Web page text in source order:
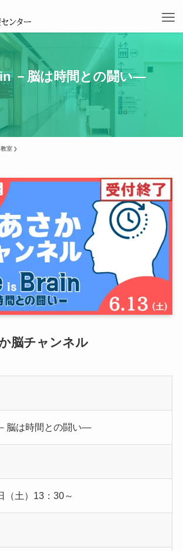
－脳は時間との闘い―
室
脳チャンネル
脳は時間との闘い―
（土）13：30～